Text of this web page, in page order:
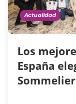
Actualidad
Los
España